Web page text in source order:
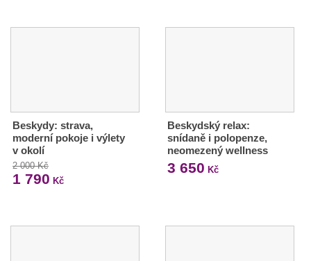
Beskydy: strava,
moderní pokoje i výlety
v okolí
2 000 Kč
1 790 Kč
Beskydský relax:
snídaně i polopenze,
neomezený wellness
3 650 Kč